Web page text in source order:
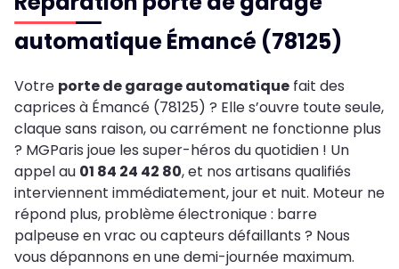
automatique Émancé (78125)
Votre porte de garage automatique fait des
caprices à Émancé (78125) ? Elle s’ouvre toute seule,
claque sans raison, ou carrément ne fonctionne plus
? MGParis joue les super-héros du quotidien ! Un
appel au 01 84 24 42 80, et nos artisans qualifiés
interviennent immédiatement, jour et nuit. Moteur ne
répond plus, problème électronique : barre
palpeuse en vrac ou capteurs défaillants ? Nous
vous dépannons en une demi-journée maximum.